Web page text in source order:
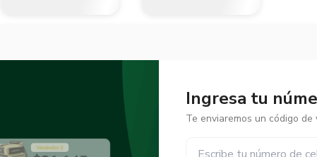
Ingresa tu
Te enviaremos un código de